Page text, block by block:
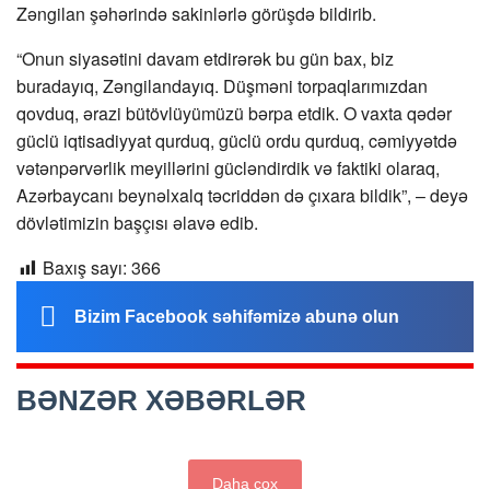
Zəngilan şəhərində sakinlərlə görüşdə bildirib.
“Onun siyasətini davam etdirərək bu gün bax, biz
buradayıq, Zəngilandayıq. Düşməni torpaqlarımızdan
qovduq, ərazi bütövlüyümüzü bərpa etdik. O vaxta qədər
güclü iqtisadiyyat qurduq, güclü ordu qurduq, cəmiyyətdə
vətənpərvərlik meyillərini gücləndirdik və faktiki olaraq,
Azərbaycanı beynəlxalq təcriddən də çıxara bildik”, – deyə
dövlətimizin başçısı əlavə edib.
Baxış sayı: 366
Bizim Facebook səhifəmizə abunə olun
BƏNZƏR XƏBƏRLƏR
Daha çox